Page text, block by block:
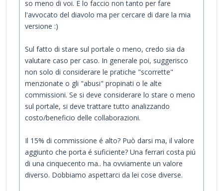
so meno di voi. E lo faccio non tanto per fare
l'avvocato del diavolo ma per cercare di dare la mia
versione :)
Sul fatto di stare sul portale o meno, credo sia da
valutare caso per caso. In generale poi, suggerisco
non solo di considerare le pratiche "scorrette"
menzionate o gli "abusi" propinati o le alte
commissioni. Se si deve considerare lo stare o meno
sul portale, si deve trattare tutto analizzando
costo/beneficio delle collaborazioni.
Il 15% di commissione é alto? Può darsi ma, il valore
aggiunto che porta é suficiente? Una ferrari costa piú
di una cinquecento ma.. ha ovviamente un valore
diverso. Dobbiamo aspettarci da lei cose diverse.